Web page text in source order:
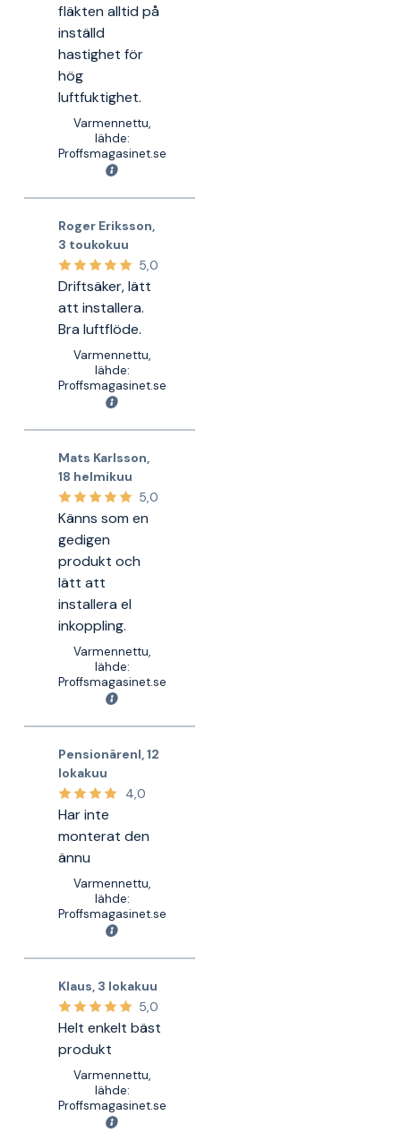
fläkten alltid på
inställd
hastighet för
hög
luftfuktighet.
Varmennettu,
lähde:
Proffsmagasinet.se
Roger Eriksson
3 toukokuu
5,0
Driftsäker, lätt
att installera.
Bra luftflöde.
Varmennettu,
lähde:
Proffsmagasinet.se
Mats Karlsson
18 helmikuu
5,0
Känns som en
gedigen
produkt och
lätt att
installera el
inkoppling.
Varmennettu,
lähde:
Proffsmagasinet.se
Pensionärenl 12
lokakuu
4,0
Har inte
monterat den
ännu
Varmennettu,
lähde:
Proffsmagasinet.se
Klaus 3 lokakuu
5,0
Helt enkelt bäst
produkt
Varmennettu,
lähde:
Proffsmagasinet.se